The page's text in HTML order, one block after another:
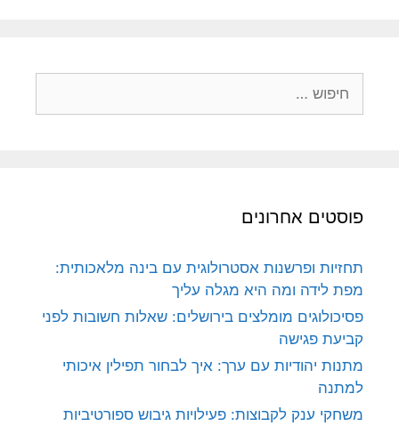
פוסטים אחרונים
תחזיות ופרשנות אסטרולוגית עם בינה מלאכותית:
מפת לידה ומה היא מגלה עליך
פסיכולוגים מומלצים בירושלים: שאלות חשובות לפני
קביעת פגישה
מתנות יהודיות עם ערך: איך לבחור תפילין איכותי
למתנה
משחקי ענק לקבוצות: פעילויות גיבוש ספורטיביות